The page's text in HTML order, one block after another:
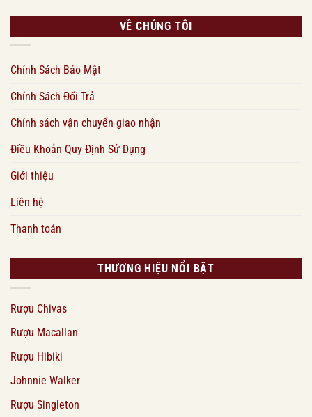
VỀ CHÚNG TÔI
Chính Sách Bảo Mật
Chính Sách Đổi Trả
Chính sách vận chuyển giao nhận
Điều Khoản Quy Định Sử Dụng
Giới thiệu
Liên hệ
Thanh toán
THƯƠNG HIỆU NỔI BẬT
Rượu Chivas
Rượu Macallan
Rượu Hibiki
Johnnie Walker
Rượu Singleton